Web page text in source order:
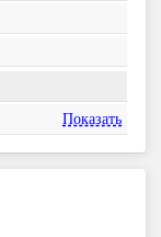
Показать